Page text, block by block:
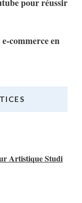
commerce en
Artistique Studi